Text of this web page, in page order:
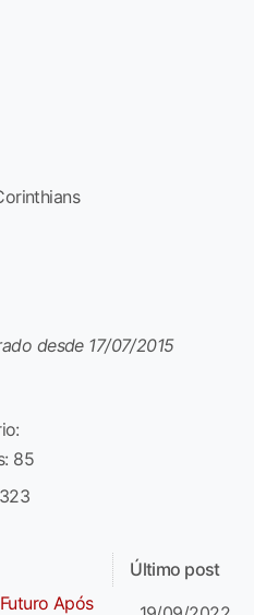
desde 17/07/2015
85
Último post
Após